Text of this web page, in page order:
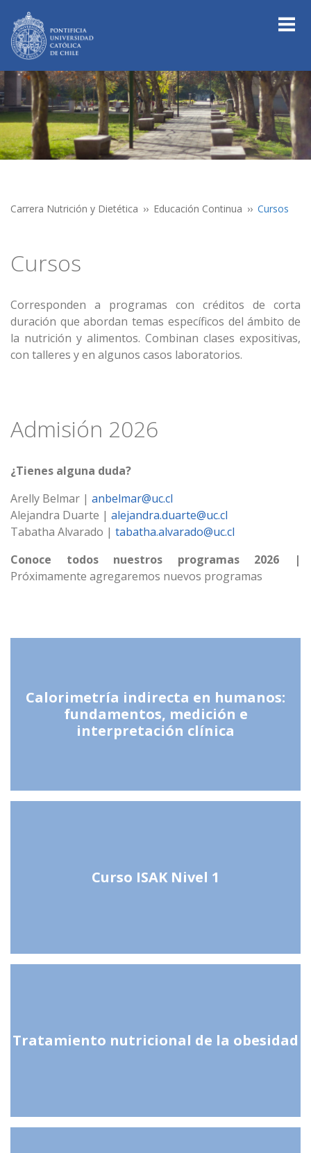
Carrera Nutrición y Dietética Educación Continua Cursos
Cursos
Corresponden a programas con créditos de corta
duración que abordan temas específicos del ámbito de
la nutrición y alimentos. Combinan clases expositivas,
con talleres y en algunos casos laboratorios.
Admisión 2026
¿Tienes alguna duda?
Arelly Belmar | anbelmar@uc.cl
Alejandra Duarte | alejandra.duarte@uc.cl
Tabatha Alvarado | tabatha.alvarado@uc.cl
Conoce todos nuestros programas 2026 |
Próximamente agregaremos nuevos programas
Calorimetría indirecta en humanos:
fundamentos, medición e
interpretación clínica
Curso ISAK Nivel 1
Tratamiento nutricional de la obesidad